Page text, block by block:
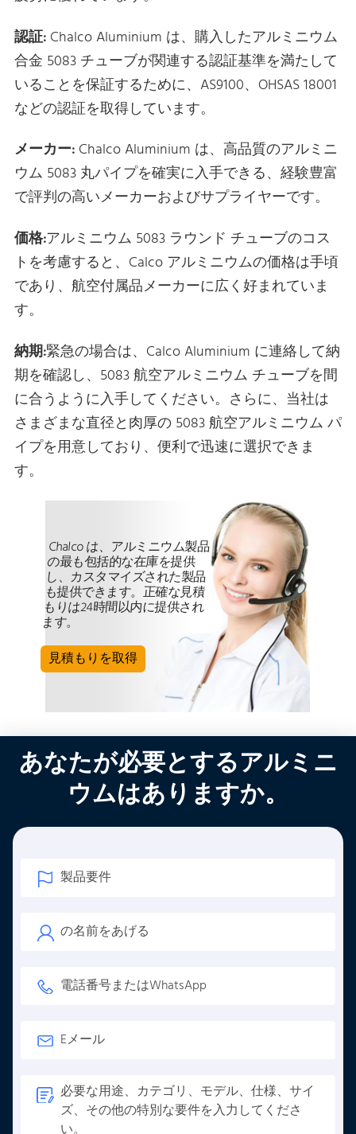
認証:Chalco Aluminium は、購入したアルミニウム
合金 5083 チューブが関連する認証基準を満たして
いることを保証するために、AS9100、OHSAS 18001
などの認証を取得しています。
メーカー:Chalco Aluminium は、高品質のアルミニ
ウム 5083 丸パイプを確実に入手できる、経験豊富
で評判の高いメーカーおよびサプライヤーです。
価格:アルミニウム 5083 ラウンド チューブのコス
トを考慮すると、Calco アルミニウムの価格は手頃
であり、航空付属品メーカーに広く好まれていま
す。
納期:緊急の場合は、Calco Aluminium に連絡して納
期を確認し、5083 航空アルミニウム チューブを間
に合うように入手してください。さらに、当社は
さまざまな直径と肉厚の 5083 航空アルミニウム パ
イプを用意しており、便利で迅速に選択できま
す。
Chalco は、アルミニウム製品
の最も包括的な在庫を提供
し、カスタマイズされた製品
も提供できます。正確な見積
もりは24時間以内に提供され
ます。
見積もりを取得
あなたが必要とするアルミニ
ウムはありますか。